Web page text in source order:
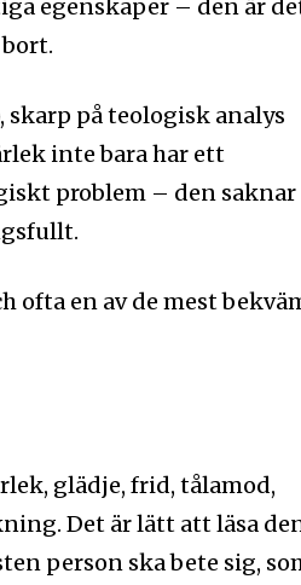
Prenumerera
egenskaper – den är
på teologisk analys
inte bara har ett
problem – den saknar
ofta en av de mest
glädje, frid, tålamod,
Det är lätt att läsa
person ska bete sig,